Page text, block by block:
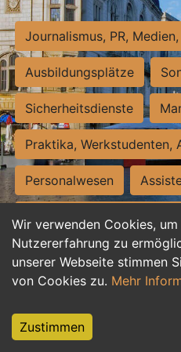
Wir verwenden Cookies,
Nutzererfahrung zu
unserer Webseite stimmen
von Cookies zu. Mehr
Zustimmen
Journalismus, PR,
Ausbildungsplätze
Sicherheitsdienste
Praktika, Werkstudenten,
Personalwesen
Hilfskräfte, Aushilfs- und
Einkauf, Logistik,
Weiterbildung, Studium,
Tourismus